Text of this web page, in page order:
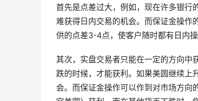
首先是点差过大，例如，现在许多银行
难获得日内交易的机会。而保证金操
供的点差3-4点，使客户随时都有日内操
其次，实盘交易者只能在一定的方向中
跌的时候，才能获利。如果美圆继续上
会。而保证金操作可以作到对市场方向